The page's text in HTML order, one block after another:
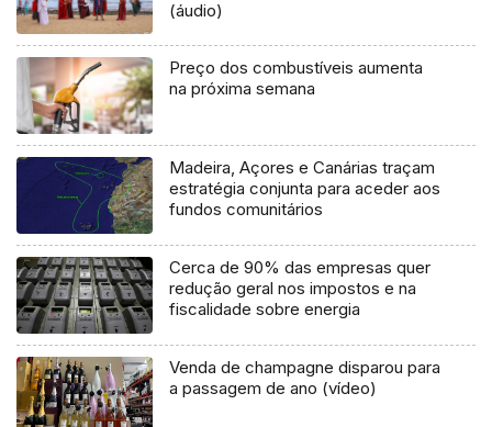
(áudio)
Preço dos combustíveis aumenta
na próxima semana
Madeira, Açores e Canárias traçam
estratégia conjunta para aceder aos
fundos comunitários
Cerca de 90% das empresas quer
redução geral nos impostos e na
fiscalidade sobre energia
Venda de champagne disparou para
a passagem de ano (vídeo)